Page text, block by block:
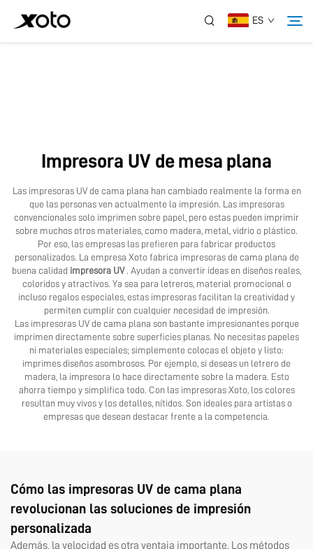
ES
Servicio
Aplicación
Contáctanos
Impresora UV de mesa plana
Las impresoras UV de cama plana han cambiado realmente la forma en
que las personas ven actualmente la impresión. Las impresoras
convencionales solo imprimen sobre papel, pero estas pueden imprimir
sobre muchos otros materiales, como madera, metal, vidrio o plástico.
Por eso, las empresas las prefieren para fabricar productos
personalizados. La empresa Xoto fabrica impresoras de cama plana de
buena calidad impresora UV . Ayudan a convertir ideas en diseños reales,
coloridos y atractivos. Ya sea para letreros, material promocional o
incluso regalos especiales, estas impresoras facilitan la creatividad y
permiten cumplir con cualquier necesidad de impresión.
Las impresoras UV de cama plana son bastante impresionantes porque
imprimen directamente sobre superficies planas. No necesitas papeles
ni materiales especiales; simplemente colocas el objeto y listo:
imprimes diseños asombrosos. Por ejemplo, si deseas un letrero de
madera, la impresora lo hace directamente sobre la madera. Esto
ahorra tiempo y simplifica todo. Con las impresoras Xoto, los colores
resultan muy vivos y los detalles, nítidos. Son ideales para artistas o
empresas que desean destacar frente a la competencia.
Cómo las impresoras UV de cama plana
revolucionan las soluciones de impresión
personalizada
Además, la velocidad es otra ventaja importante. Los métodos